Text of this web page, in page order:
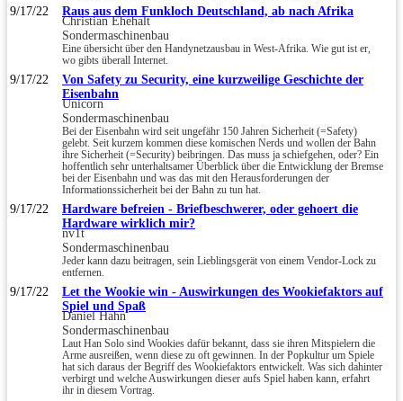
9/17/22 Raus aus dem Funkloch Deutschland, ab nach Afrika
Christian Ehehalt
Sondermaschinenbau
Eine übersicht über den Handynetzausbau in West-Afrika. Wie gut ist er,
wo gibts überall Internet.
9/17/22
Von Safety zu Security, eine kurzweilige Geschichte der
Eisenbahn
Unicorn
Sondermaschinenbau
Bei der Eisenbahn wird seit ungefähr 150 Jahren Sicherheit (=Safety)
gelebt. Seit kurzem kommen diese komischen Nerds und wollen der Bahn
ihre Sicherheit (=Security) beibringen. Das muss ja schiefgehen, oder? Ein
hoffentlich sehr unterhaltsamer Überblick über die Entwicklung der Bremse
bei der Eisenbahn und was das mit den Herausforderungen der
Informationssicherheit bei der Bahn zu tun hat.
9/17/22
Hardware befreien - Briefbeschwerer, oder gehoert die
Hardware wirklich mir?
nv1t
Sondermaschinenbau
Jeder kann dazu beitragen, sein Lieblingsgerät von einem Vendor-Lock zu
entfernen.
9/17/22
Let the Wookie win - Auswirkungen des Wookiefaktors auf
Spiel und Spaß
Daniel Hahn
Sondermaschinenbau
Laut Han Solo sind Wookies dafür bekannt, dass sie ihren Mitspielern die
Arme ausreißen, wenn diese zu oft gewinnen. In der Popkultur um Spiele
hat sich daraus der Begriff des Wookiefaktors entwickelt. Was sich dahinter
verbirgt und welche Auswirkungen dieser aufs Spiel haben kann, erfahrt
ihr in diesem Vortrag.